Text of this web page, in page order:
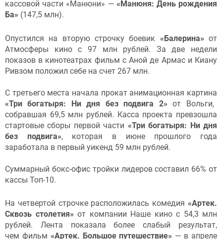
кассовой части «Манюни» — «Манюня: День рождения
Ба» (147,5 млн).
Опустился на вторую строчку боевик «Балерина» от
Атмосферы кино с 97 млн рублей. За две недели
показов в кинотеатрах фильм с Аной де Армас и Киану
Ривзом положил себе на счет 267 млн.
С третьего места начала прокат анимационная картина
«Три богатыря: Ни дня без подвига 2» от Вольги,
собравшая 69,5 млн рублей. Касса проекта превзошла
стартовые сборы первой части «Три богатыря: Ни дня
без подвига», которая в июне прошлого года
заработала в первый уикенд 59 млн рублей.
Суммарный бокс-офис тройки лидеров составил 66% от
кассы Топ-10.
На четвертой строчке расположилась комедия «Артек.
Сквозь столетия» от компании Наше кино с 54,3 млн
рублей. Лента показала более слабый результат,
чем фильм «Артек. Большое путешествие» — в апреле